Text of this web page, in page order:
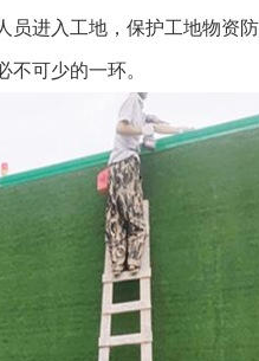
进入工地，保护工地物资
不可少的一环。